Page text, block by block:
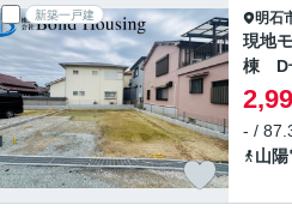
新築一戸建 明石
現地
棟 D
- /
山